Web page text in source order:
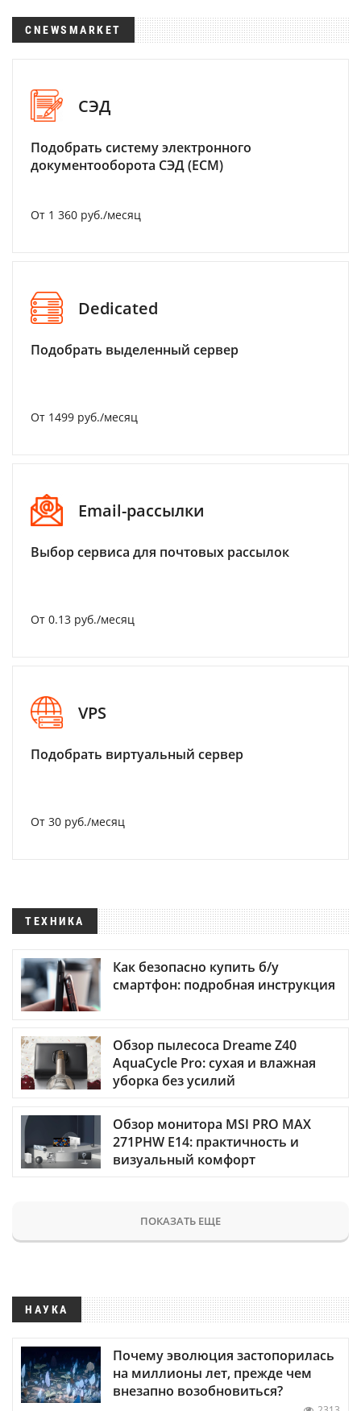
CNEWSMARKET
СЭД
Подобрать систему электронного
документооборота СЭД (ECM)
От 1 360 руб./месяц
Dedicated
Подобрать выделенный сервер
От 1499 руб./месяц
Email-рассылки
Выбор сервиса для почтовых рассылок
От 0.13 руб./месяц
VPS
Подобрать виртуальный сервер
От 30 руб./месяц
ТЕХНИКА
Как безопасно купить б/у
смартфон: подробная инструкция
Обзор пылесоса Dreame Z40
AquaCycle Pro: сухая и влажная
уборка без усилий
Обзор монитора MSI PRO MAX
271PHW E14: практичность и
визуальный комфорт
ПОКАЗАТЬ ЕЩЕ
НАУКА
Почему эволюция застопорилась
на миллионы лет, прежде чем
внезапно возобновиться?